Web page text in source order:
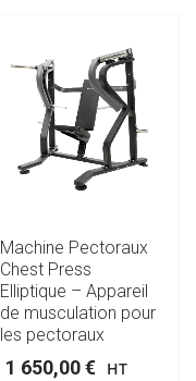
Machine Pectoraux
Chest Press
Elliptique – Appareil
de musculation pour
les pectoraux
1 650,00€ HT